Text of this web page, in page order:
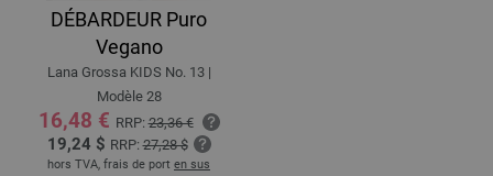
DÉBARDEUR Puro
Vegano
Lana Grossa KIDS No. 13 |
Modèle 28
16,48 € RRP:23,36 €
19,24 $ RRP:27,28 $
hors TVA, frais de port en sus